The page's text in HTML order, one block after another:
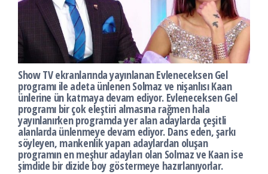
Show TV ekranlarında yayınlanan Evleneceksen Gel
programı ile adeta ünlenen Solmaz ve nişanlısı Kaan
ünlerine ün katmaya devam ediyor. Evleneceksen Gel
programı bir çok eleştiri almasına rağmen hala
yayınlanırken programda yer alan adaylarda çeşitli
alanlarda ünlenmeye devam ediyor. Dans eden, şarkı
söyleyen, mankenlik yapan adaylardan oluşan
programın en meşhur adayları olan Solmaz ve Kaan ise
şimdide bir dizide boy göstermeye hazırlanıyorlar.